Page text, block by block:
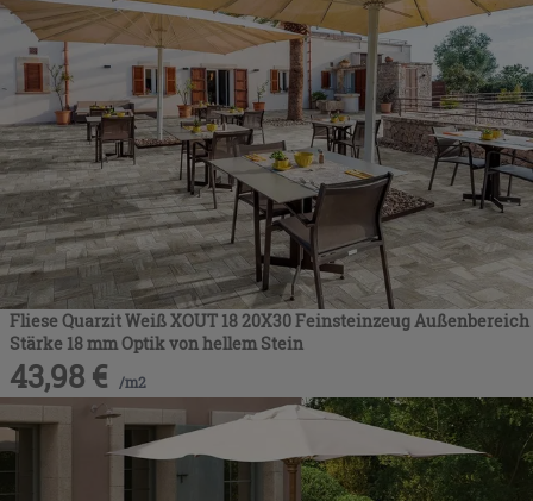
Fliese Quarzit Weiß XOUT 18 20X30 Feinsteinzeug Außenbereich
Stärke 18 mm Optik von hellem Stein
43,98 € /m2